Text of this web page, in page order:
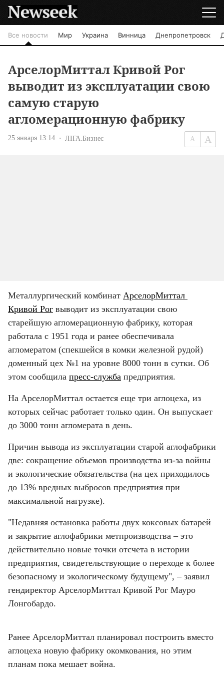
Все новости Мир Украина Винница Днепропетровск
АрселорМиттал Кривой Рог
выводит из эксплуатации свою
самую старую
агломерационную фабрику
25 января 13:14 ЛІГА.Бизнес
Металлургический комбинат АрселорМиттал
Кривой Рог выводит из эксплуатации свою
старейшую агломерационную фабрику, которая
работала с 1951 года и ранее обеспечивала
агломератом (спекшейся в комки железной рудой)
доменный цех №1 на уровне 8000 тонн в сутки. Об
этом сообщила пресс-служба предприятия.
На АрселорМиттал остается еще три аглоцеха, из
которых сейчас работает только один. Он выпускает
до 3000 тонн агломерата в день.
Причин вывода из эксплуатации старой аглофабрики
две: сокращение объемов производства из-за войны
и экологические обязательства (на цех приходилось
до 13% вредных выбросов предприятия при
максимальной нагрузке).
"Недавняя остановка работы двух коксовых батарей
и закрытие аглофабрики метпроизводства – это
действительно новые точки отсчета в истории
предприятия, свидетельствующие о переходе к более
безопасному и экологическому будущему", – заявил
гендиректор АрселорМиттал Кривой Рог Мауро
Лонгобардо.
Ранее АрселорМиттал планировал построить вместо
аглоцеха новую фабрику окомкования, но этим
планам пока мешает война.